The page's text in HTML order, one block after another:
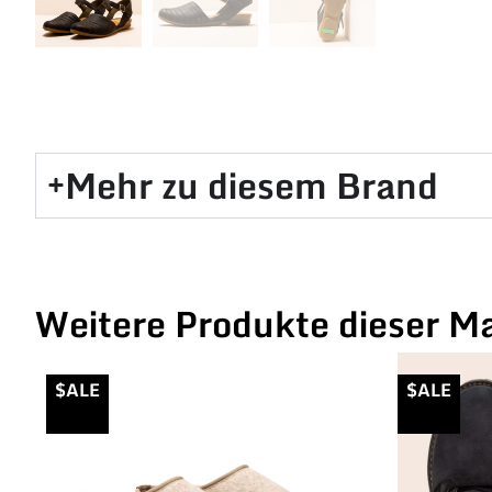
Mehr zu diesem Brand​
Weitere Produkte dieser
$ALE $ALE